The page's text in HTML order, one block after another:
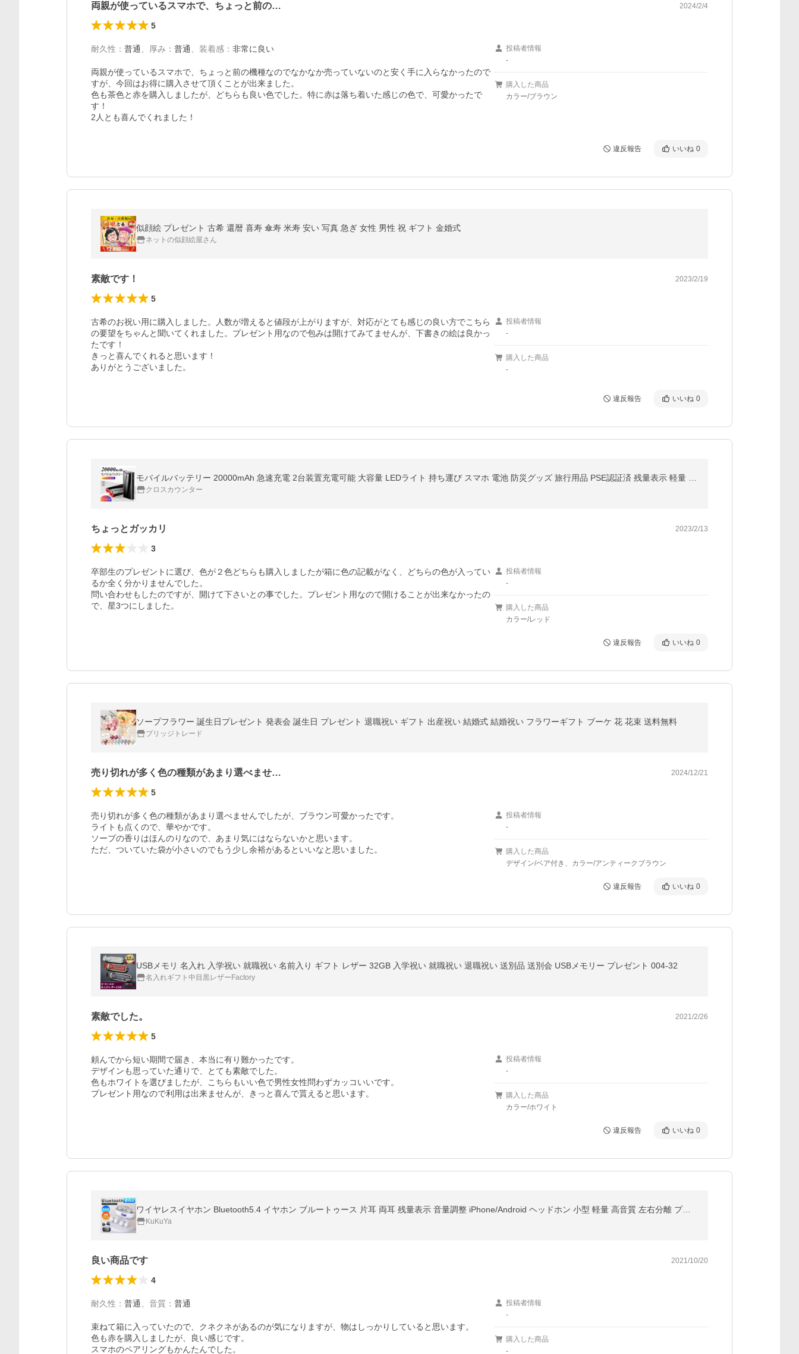
両親が使っているスマホで、ちょっと前の… 2024/2/4
5
耐久性 ： 普通 厚み ： 普通 装着感 ： 非常に良い
両親が使っているスマホで、ちょっと前の機種なのでなかなか売っていないのと安く手に入らなかったので
すが、今回はお得に購入させて頂くことが出来ました。
色も茶色と赤を購入しましたが、どちらも良い色でした。特に赤は落ち着いた感じの色で、可愛かったで
す！
2人とも喜んでくれました！
投稿者情報
-
購入した商品
カラー/ブラウン
違反報告 いいね 0
似顔絵 プレゼント 古希 還暦 喜寿 傘寿 米寿 安い 写真 急ぎ 女性 男性 祝 ギフト 金婚式
ネットの似顔絵屋さん
素敵です！ 2023/2/19
5
古希のお祝い用に購入しました。人数が増えると値段が上がりますが、対応がとても感じの良い方でこちら
の要望をちゃんと聞いてくれました。プレゼント用なので包みは開けてみてませんが、下書きの絵は良かっ
たです！
きっと喜んでくれると思います！
ありがとうございました。
投稿者情報
-
購入した商品
-
違反報告 いいね 0
クロスカウンター
ちょっとガッカリ 2023/2/13
3
卒部生のプレゼントに選び、色が２色どちらも購入しましたが箱に色の記載がなく、どちらの色が入ってい
るか全く分かりませんでした。
問い合わせもしたのですが、開けて下さいとの事でした。プレゼント用なので開けることが出来なかったの
投稿者情報
-
購入した商品
カラー/レッド
違反報告 いいね 0
ソープフラワー 誕生日プレゼント 発表会 誕生日 プレゼント 退職祝い ギフト 出産祝い 結婚式 結婚祝い フラワーギフト ブーケ 花 花束 送料無料
ブリッジトレード
売り切れが多く色の種類があまり選べませ… 2024/12/21
5
売り切れが多く色の種類があまり選べませんでしたが、ブラウン可愛かったです。
ライトも点くので、華やかです。
ソープの香りはほんのりなので、あまり気にはならないかと思います。
ただ、ついていた袋が小さいのでもう少し余裕があるといいなと思いました。
投稿者情報
-
購入した商品
デザイン/ベア付き、カラー/アンティークブラウン
違反報告 いいね 0
USBメモリ 名入れ 入学祝い 就職祝い 名前入り ギフト レザー 32GB 入学祝い 就職祝い 退職祝い 送別品 送別会 USBメモリー プレゼント 004-32
名入れギフト中目黒レザーFactory
素敵でした。 2021/2/26
5
頼んでから短い期間で届き、本当に有り難かったです。
デザインも思っていた通りで、とても素敵でした。
色もホワイトを選びましたが、こちらもいい色で男性女性問わずカッコいいです。
プレゼント用なので利用は出来ませんが、きっと喜んで貰えると思います。
投稿者情報
-
購入した商品
カラー/ホワイト
違反報告 いいね 0
ワイヤレスイヤホン Bluetooth5.4 イヤホン ブルートゥース 片耳 両耳 残量表示 音量調整 iPhone/Android ヘッドホン 小型 軽量 高音質 左右分離 プレゼント
KuKuYa
良い商品です 2021/10/20
4
耐久性 ： 普通 音質 ： 普通
束ねて箱に入っていたので、クネクネがあるのが気になりますが、物はしっかりしていると思います。
色も赤を購入しましたが、良い感じです。
スマホのペアリングもかんたんでした。
投稿者情報
-
購入した商品
-